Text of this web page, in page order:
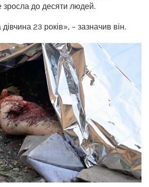
до десяти людей.
23 років», – зазначив він.